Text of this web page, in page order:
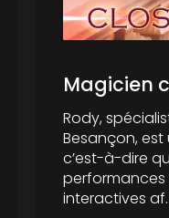
Magicien
Rody,
Besançon,
c’est-à-dire
performances
interactives